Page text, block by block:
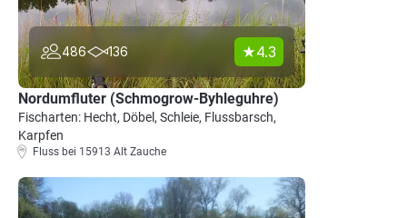
486 136 4.3
Nordumfluter (Schmogrow-Byhleguhre)
Fischarten: Hecht, Döbel, Schleie, Flussbarsch,
Karpfen
Fluss bei 15913 Alt Zauche